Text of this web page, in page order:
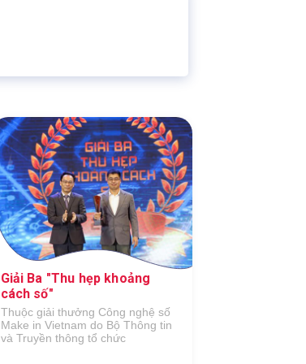
Giải Ba "Thu hẹp khoảng
cách số"
Thuộc giải thưởng Công nghệ số
Make in Vietnam do Bộ Thông tin
và Truyền thông tổ chức